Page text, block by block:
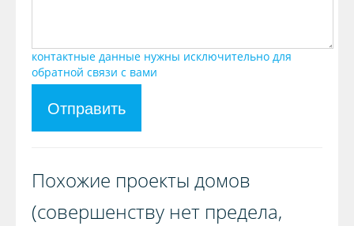
контактные данные нужны исключительно для
обратной связи с вами
Отправить
Похожие проекты домов
(совершенству нет предела,